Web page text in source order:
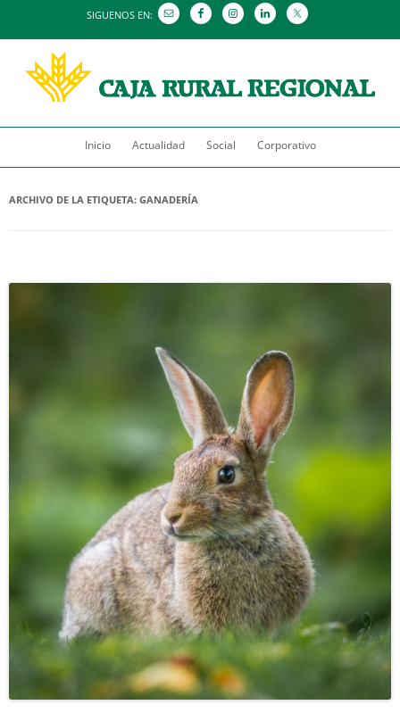
SIGUENOS EN:
Saltar
al
Inicio Actualidad Social Corporativo
ARCHIVO DE LA ETIQUETA: GANADERÍA